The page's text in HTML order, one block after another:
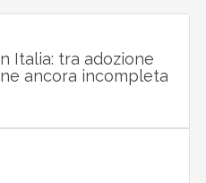
Italia: tra adozione
ancora incompleta